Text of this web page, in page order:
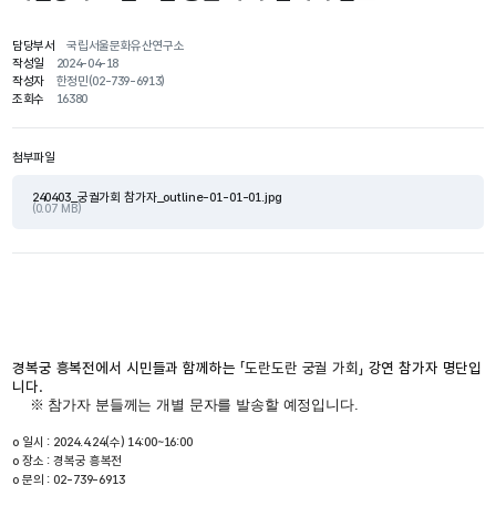
담당부서
국립서울문화유산연구소
작성일
2024-04-18
작성자
한정민(02-739-6913)
조회수
16380
첨부파일
240403_궁궐가회 참가자_outline-01-01-01.jpg
(0.07 MB)
경복궁 흥복전에서 시민들과 함께하는 「도란도란 궁궐 가회」 강연 참가자 명단입
니다.
    ※ 참가자 분들께는 개별 문자를 발송할 예정입니다.
o 일시 : 2024.4.24(수) 14:00~16:00
o 장소 : 경복궁 흥복전
o 문의 : 02-739-6913